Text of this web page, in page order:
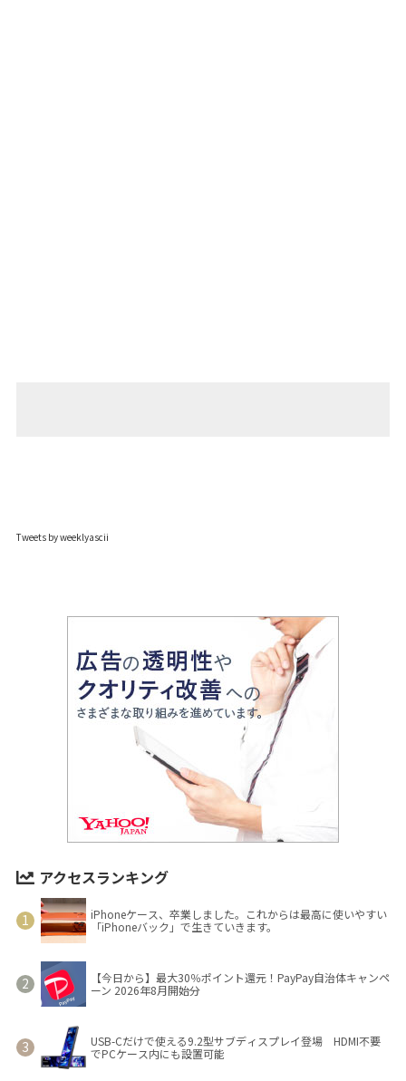
Tweets by weeklyascii
アクセスランキング
iPhoneケース、卒業しました。これからは最高に使いやすい
「iPhoneバック」で生きていきます。
【今日から】最大30％ポイント還元！PayPay自治体キャンペ
ーン 2026年8月開始分
USB-Cだけで使える9.2型サブディスプレイ登場 HDMI不要
でPCケース内にも設置可能